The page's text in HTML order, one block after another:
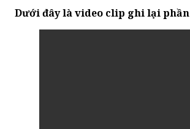
Dưới đây là video clip ghi lại